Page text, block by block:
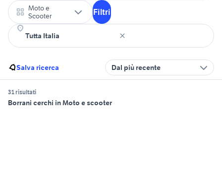
Moto e
Scooter
Filtri
Salva ricerca Dal più recente
31 risultati
Borrani cerchi in Moto e scooter